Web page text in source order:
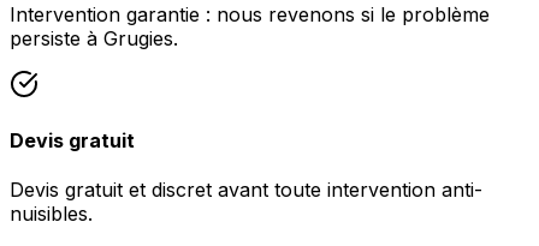
Intervention garantie : nous revenons si le problème
persiste à Grugies.
Devis gratuit
Devis gratuit et discret avant toute intervention anti-
nuisibles.